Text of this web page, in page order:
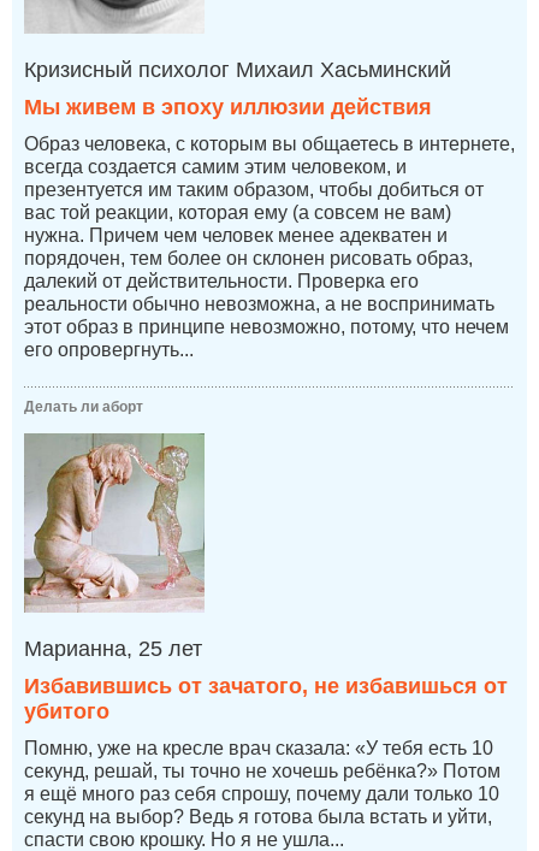
Кризисный психолог Михаил Хасьминский
Мы живем в эпоху иллюзии действия
Образ человека, с которым вы общаетесь в интернете,
всегда создается самим этим человеком, и
презентуется им таким образом, чтобы добиться от
вас той реакции, которая ему (а совсем не вам)
нужна. Причем чем человек менее адекватен и
порядочен, тем более он склонен рисовать образ,
далекий от действительности. Проверка его
реальности обычно невозможна, а не воспринимать
этот образ в принципе невозможно, потому, что нечем
его опровергнуть...
Делать ли аборт
Марианна, 25 лет
Избавившись от зачатого, не избавишься от
убитого
Помню, уже на кресле врач сказала: «У тебя есть 10
секунд, решай, ты точно не хочешь ребёнка?» Потом
я ещё много раз себя спрошу, почему дали только 10
секунд на выбор? Ведь я готова была встать и уйти,
спасти свою крошку. Но я не ушла...